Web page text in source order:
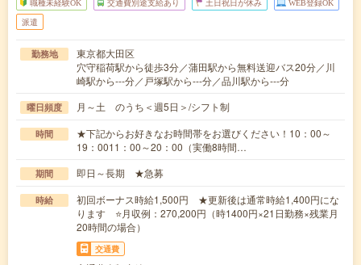
職種未経験OK 交通費別途支給あり 土日祝日が休み WEB登録OK
派遣
勤務地
東京都大田区
穴守稲荷駅から徒歩3分／蒲田駅から無料送迎バス20分／川
崎駅から---分／戸塚駅から---分／品川駅から---分
曜日頻度 月～土 のうち＜週5日＞/シフト制
時間
★下記からお好きなお時間帯をお選びください！10：00～
19：0011：00～20：00（実働8時間…
期間 即日～長期 ★急募
時給
初回ボーナス時給1,500円 ★更新後は通常時給1,400円にな
ります ⭐月収例：270,200円（時1400円×21日勤務×残業月
20時間の場合）
交通費